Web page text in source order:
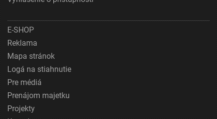
E-SHOP
Reklama
Mapa stránok
Logá na stiahnutie
Pre médiá
Prenájom majetku
Projekty